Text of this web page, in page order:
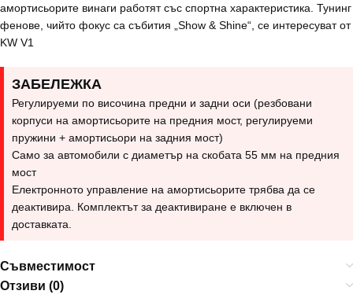
амортисьорите винаги работят със спортна характеристика. Тунинг
фенове, чийто фокус са събития „Show & Shine“, се интересуват от
KW V1
ЗАБЕЛЕЖКА
Регулируеми по височина предни и задни оси (резбовани
корпуси на амортисьорите на предния мост, регулируеми
пружини + амортисьори на задния мост)
Само за автомобили с диаметър на скобата 55 мм на предния
мост
Електронното управление на амортисьорите трябва да се
деактивира. Комплектът за деактивиране е включен в
доставката.
Съвместимост
Отзиви (0)